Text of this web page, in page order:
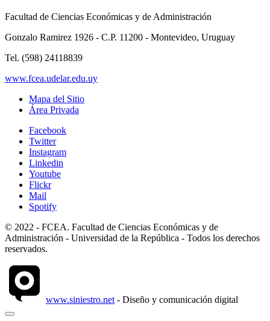
Facultad de Ciencias Económicas y de Administración
Gonzalo Ramirez 1926 - C.P. 11200 - Montevideo, Uruguay
Tel. (598) 24118839
www.fcea.udelar.edu.uy
Mapa del Sitio
Área Privada
Facebook
Twitter
Instagram
Linkedin
Youtube
Flickr
Mail
Spotify
© 2022 - FCEA. Facultad de Ciencias Económicas y de
Administración - Universidad de la República - Todos los derechos
reservados.
www.siniestro.net - Diseño y comunicación digital